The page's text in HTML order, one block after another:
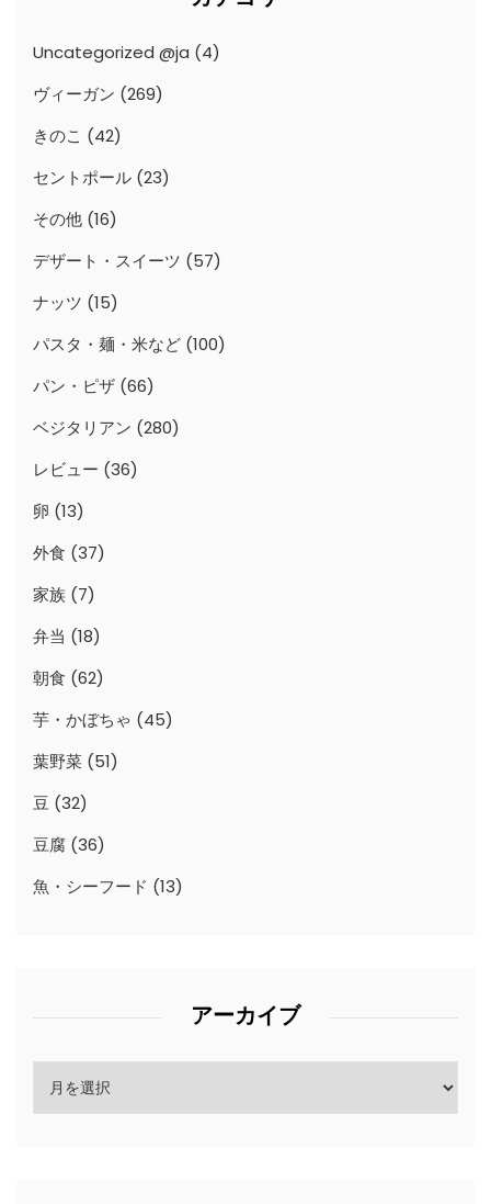
Uncategorized @ja (4)
ヴィーガン (269)
きのこ (42)
セントポール (23)
その他 (16)
デザート・スイーツ (57)
ナッツ (15)
パスタ・麺・米など (100)
パン・ピザ (66)
ベジタリアン (280)
レビュー (36)
卵 (13)
外食 (37)
家族 (7)
弁当 (18)
朝食 (62)
芋・かぼちゃ (45)
葉野菜 (51)
豆 (32)
豆腐 (36)
魚・シーフード (13)
アーカイブ